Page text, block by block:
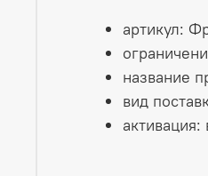
артикул:
название
вид